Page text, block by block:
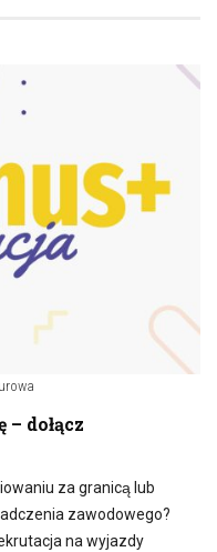
dołącz
za granicą lub
zawodowego?
na wyjazdy